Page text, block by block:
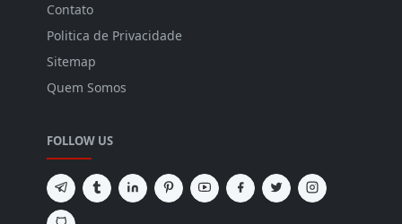
Contato
Politica de Privacidade
Sitemap
Quem Somos
FOLLOW US